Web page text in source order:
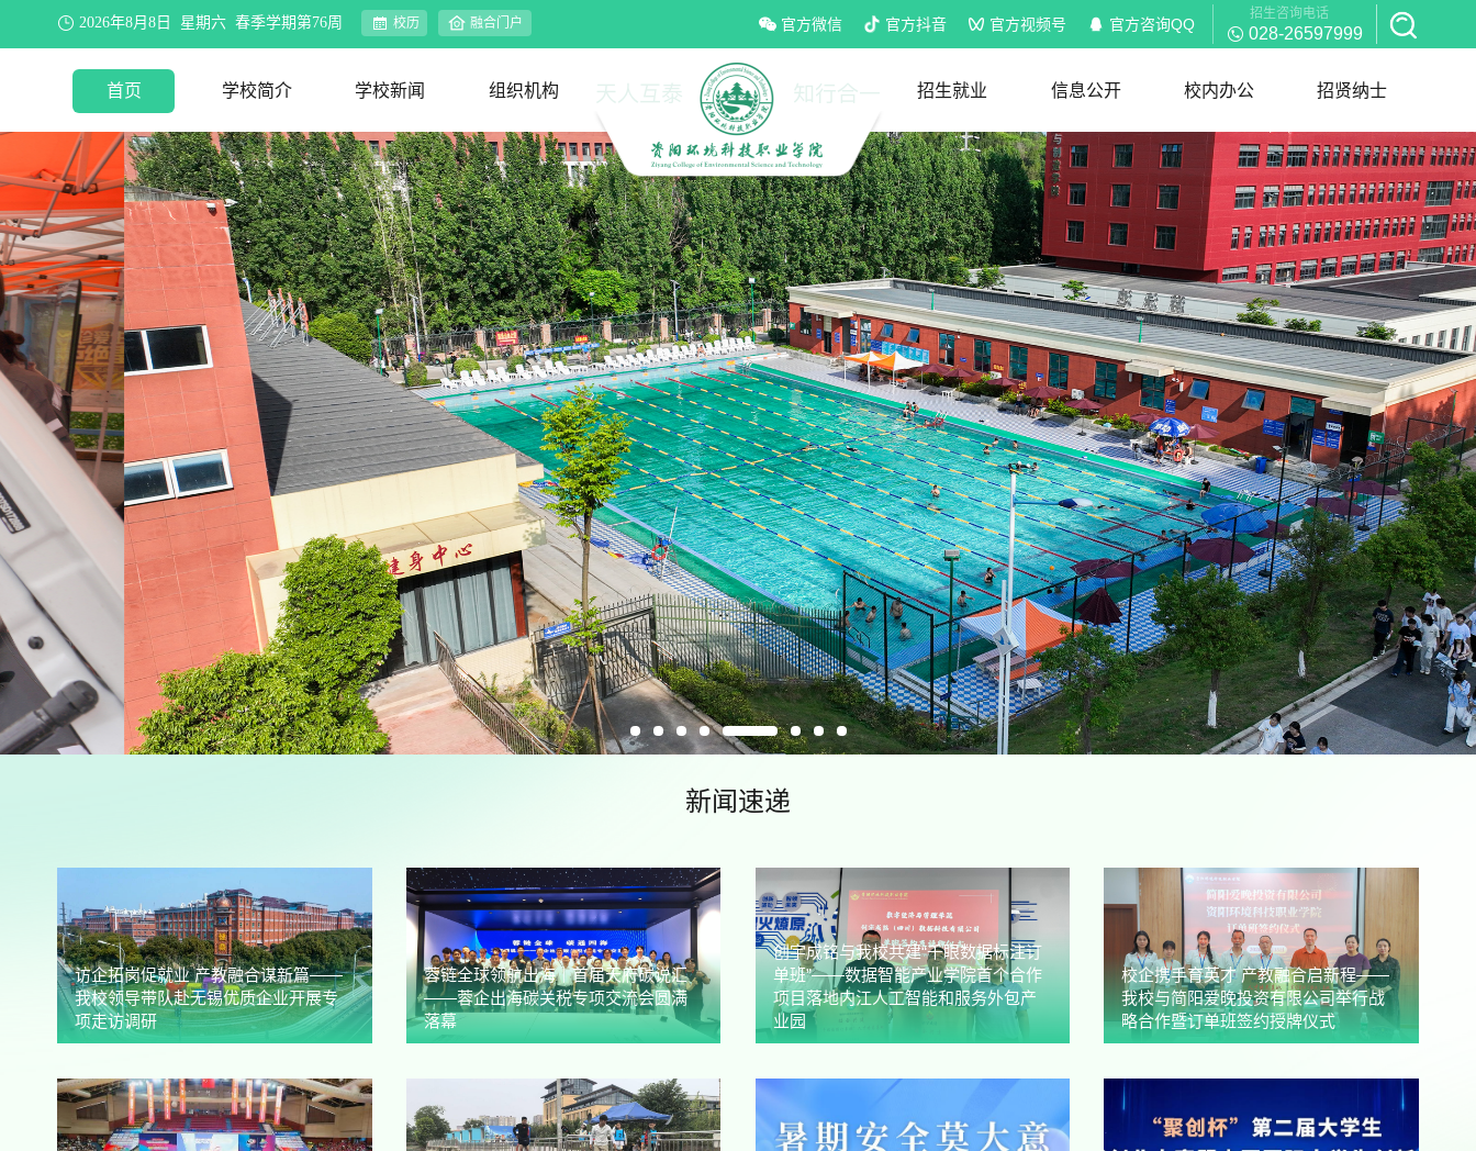
2026年8月8日 星期六 春季学期第76周 校历 融合门户 官方微信 官方抖音 官方视频号 官方咨询QQ
招生咨询电话
028-26597999
首页 学校简介
学校概况
办学理念
资环视界
联系我们
学校新闻
新闻速递
院系动态
行业新闻
合作交流
媒体聚焦
公示公告
教务公告
迎评促建
组织机构
党政部门
教学部门
招生就业
招生处
就业处
信息公开
信息公开
校内办公
校内通知
部门职能
岗位职责
红头文件
规章制度
下载服务
招贤纳士
招聘信息
简历模板
新闻速递
访企拓岗促就业 产教融合谋新篇——
我校领导带队赴无锡优质企业开展专
项走访调研
蓉链全球领航出海｜首届天府碳说汇
——蓉企出海碳关税专项交流会圆满
落幕
创宇成铭与我校共建“千眼数据标注订
单班”——数据智能产业学院首个合作
项目落地内江人工智能和服务外包产
业园
校企携手育英才 产教融合启新程——
我校与简阳爱晚投资有限公司举行战
略合作暨订单班签约授牌仪式